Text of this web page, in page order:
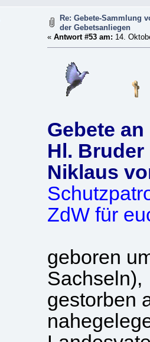
Re: Gebete-Sammlung
der Gebetsanliegen
« Antwort #53 am: 14.
Gebete an
Hl. Bruder
Niklaus
ZdW für
geboren
Sachseln),
gestorben